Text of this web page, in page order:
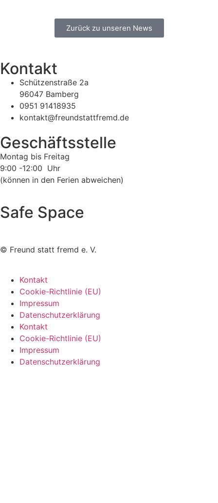
Zurück zu unseren News
Kontakt
Schützenstraße 2a
96047 Bamberg
0951 91418935
kontakt@freundstattfremd.de
Geschäftsstelle
Montag bis Freitag
9:00 -12:00 Uhr
(können in den Ferien abweichen)
Safe Space
© Freund statt fremd e. V.
Kontakt
Cookie-Richtlinie (EU)
Impressum
Datenschutzerklärung
Kontakt
Cookie-Richtlinie (EU)
Impressum
Datenschutzerklärung